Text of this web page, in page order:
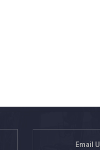
Email